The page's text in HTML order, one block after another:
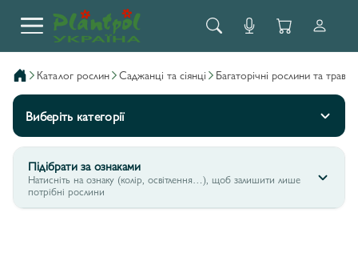
каталог рослин саджанці та сіянці багаторічні рослини та трави
Виберіть категорії
Підібрати за ознаками
Натисніть на ознаку (колір, освітлення…), щоб залишити лише
потрібні рослини